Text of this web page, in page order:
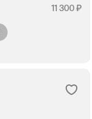
11 300